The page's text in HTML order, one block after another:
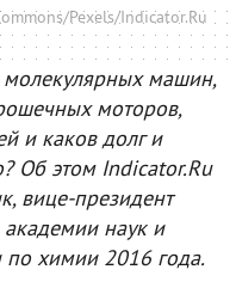
Pexels/Indicator.Ru
машин,
моторов,
и каков долг и
Об этом Indicator.Ru
вице-президент
наук и
по химии 2016 года.